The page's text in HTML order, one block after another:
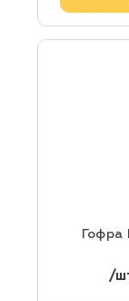
Гофра
/